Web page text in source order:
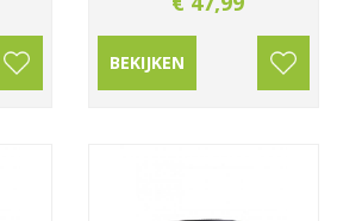
BEKIJKEN